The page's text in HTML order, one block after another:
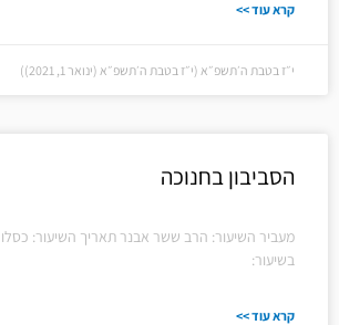
קרא עוד >>
י״ז בטבת ה׳תשפ״א (י״ז בטבת ה׳תשפ״א (ינואר 1, 2021))
הסביבון בחנוכה
מעביר השיעור: הרב ששר אבנר תאריך השיעור:
בשיעור:
קרא עוד >>